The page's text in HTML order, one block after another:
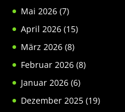
Mai 2026(7)
April 2026(15)
März 2026(8)
Februar 2026(8)
Januar 2026(6)
Dezember 2025(19)